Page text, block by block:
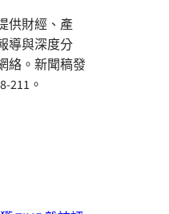
供財經、產
導與深度分
絡。新聞稿發
211。